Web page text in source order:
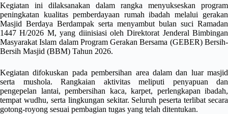
Kegiatan ini dilaksanakan dalam rangka menyukseskan program
peningkatan kualitas pemberdayaan rumah ibadah melalui gerakan
Masjid Berdaya Berdampak serta menyambut bulan suci Ramadan
1447 H/2026 M, yang diinisiasi oleh Direktorat Jenderal Bimbingan
Masyarakat Islam dalam Program Gerakan Bersama (GEBER) Bersih-
Bersih Masjid (BBM) Tahun 2026.
Kegiatan difokuskan pada pembersihan area dalam dan luar masjid
serta mushola. Rangkaian aktivitas meliputi penyapuan dan
pengepelan lantai, pembersihan kaca, karpet, perlengkapan ibadah,
tempat wudhu, serta lingkungan sekitar. Seluruh peserta terlibat secara
gotong-royong sesuai pembagian tugas yang telah ditentukan.